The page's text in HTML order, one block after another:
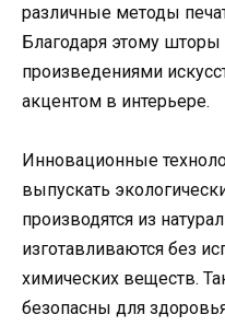
различные методы
Благодаря этому шторы
произведениями
акцентом в интерьере.
Инновационные
выпускать
производятся из
изготавливаются без
химических веществ.
безопасны для